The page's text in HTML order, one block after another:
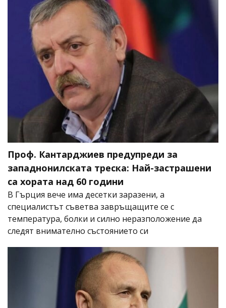
Проф. Кантарджиев предупреди за
западнонилската треска: Най-застрашени
са хората над 60 години
В Гърция вече има десетки заразени, а
специалистът съветва завръщащите се с
температура, болки и силно неразположение да
следят внимателно състоянието си